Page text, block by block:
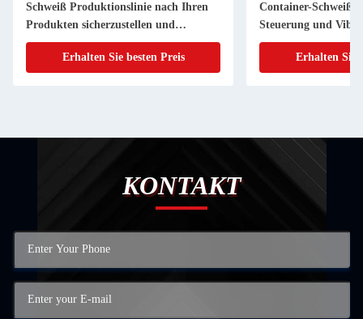
Schweiß Produktionslinie nach Ihren
Produkten sicherzustellen und
Schweißprozess entworfen
Erhalten Sie besten Preis
Container-
Steuerung und
1 Stunde
Erhalten Sie
KONTAKT